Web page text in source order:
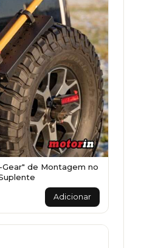
de Montagem no
Adicionar